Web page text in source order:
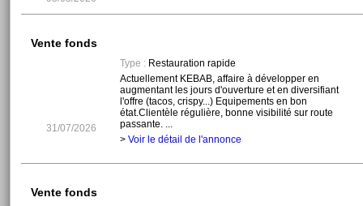
Vente fonds
31/07/2026
Type :Restauration rapide
Actuellement KEBAB, affaire à développer en
augmentant les jours d'ouverture et en diversifiant
l'offre (tacos, crispy...) Equipements en bon
état.Clientèle régulière, bonne visibilité sur route
passante. ...
> Voir le détail de l'annonce
Vente fonds